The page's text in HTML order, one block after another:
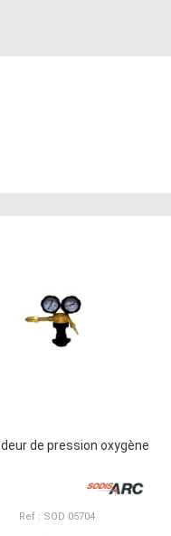
de pression oxygène
Ref : SOD 05704